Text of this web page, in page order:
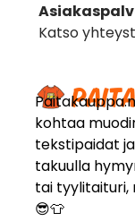
kohtaa
tekstipaidat
takuulla
tai tyylitaituri,
😎👕
Katso